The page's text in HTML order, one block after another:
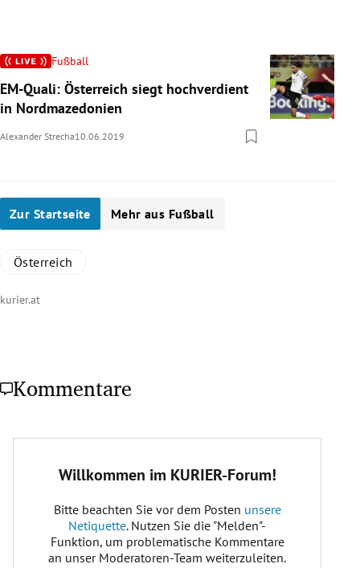
Fußball
EM-Quali: Österreich siegt hochverdient
in Nordmazedonien
Alexander Strecha10.06.2019
Zur Startseite Mehr aus Fußball
Österreich
kurier.at
Kommentare